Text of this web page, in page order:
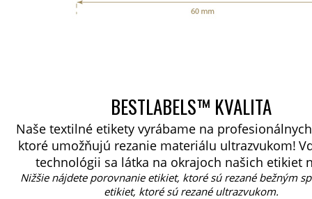
BESTLABELS™ KVALITA
Naše textilné etikety vyrábame na
ktoré umožňujú rezanie materiálu ultrazvukom!
technológii sa látka na okrajoch našich etikiet
Nižšie nájdete porovnanie etikiet, ktoré sú rezané bežným
etikiet, ktoré sú rezané ultrazvukom.